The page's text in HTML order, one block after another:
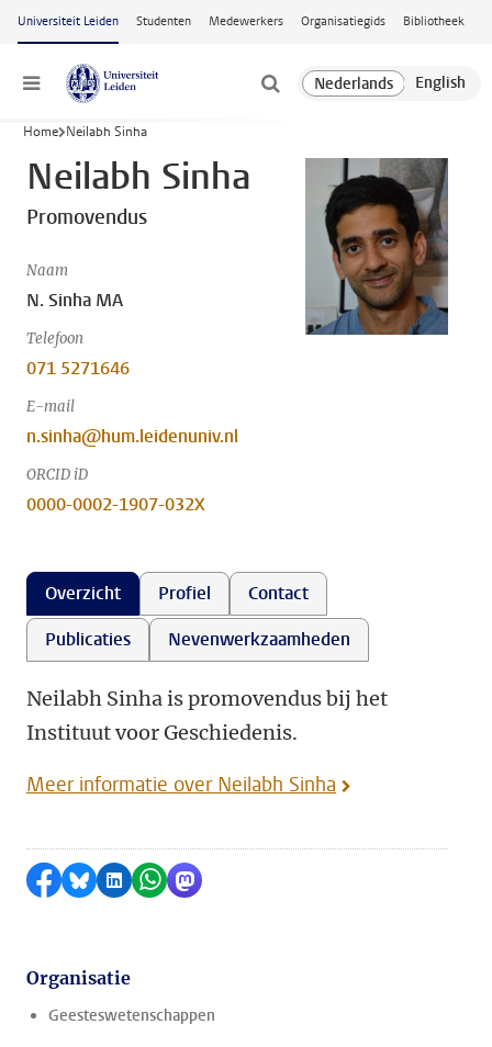
Ga naar hoofdinhoud
Universiteit Leiden Studenten Medewerkers Organisatiegids Bibliotheek
Menu
Home Neilabh Sinha
Neilabh Sinha
Promovendus
Naam
N. Sinha MA
Telefoon
071 5271646
E-mail
n.sinha@hum.leidenuniv.nl
ORCID iD
0000-0002-1907-032X
Overzicht Profiel
Contact
Publicaties
Nevenwerkzaamheden
Neilabh Sinha is promovendus bij het
Instituut voor Geschiedenis.
Meer informatie over Neilabh Sinha
Delen op Facebook
Delen via Bluesky
Delen op LinkedIn
Delen via WhatsApp
Delen via Mastodon
Organisatie
Geesteswetenschappen